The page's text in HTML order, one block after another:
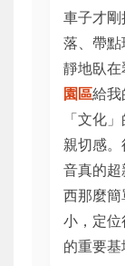
車子才
落、帶
靜地臥
園區給我
「文化
親切感
音真的
西那麼
小，定
的重要基